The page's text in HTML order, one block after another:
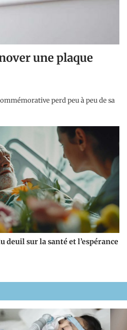
une plaque
perd peu à peu de sa
deuil sur la santé et l’espérance